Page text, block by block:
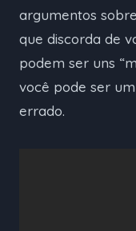
argumentos
que discorda de
podem ser uns
você pode ser
errado.